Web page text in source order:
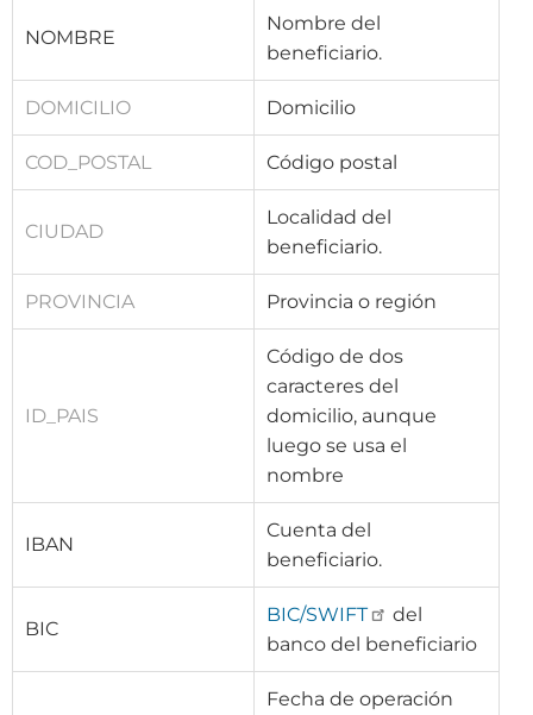
NOMBRE
Nombre del
beneficiario.
DOMICILIO Domicilio
COD_POSTAL Código postal
CIUDAD
Localidad del
beneficiario.
PROVINCIA Provincia o región
ID_PAIS
Código de dos
caracteres del
domicilio, aunque
luego se usa el
nombre
IBAN
Cuenta del
beneficiario.
BIC
BIC/SWIFT
del
banco del beneficiario
Fecha de operación